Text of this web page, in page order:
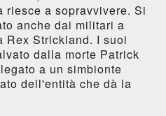
riesce a sopravvivere. Si
anche dai militari a
Strickland. I suoi
dalla morte Patrick
a un simbionte
dell'entità che dà la